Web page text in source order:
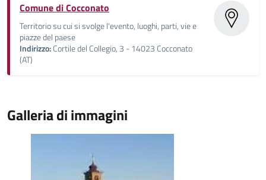
Comune di Cocconato
Territorio su cui si svolge l'evento, luoghi, parti, vie e
piazze del paese
Indirizzo:Cortile del Collegio, 3 - 14023 Cocconato
(AT)
Galleria di immagini